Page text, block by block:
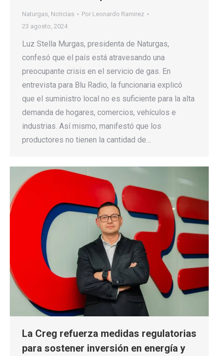
Naturgas, Noticias Por Leonardo Ramirez
23 agosto, 2024
Luz Stella Murgas, presidenta de Naturgas,
confesó que el país está atravesando una
preocupante crisis en el servicio de gas. En
entrevista para Blu Radio, la funcionaria explicó
que el suministro local no es suficiente para la alta
demanda de hogares, comercios, vehículos e
industrias. Así mismo, manifestó que los
productores no tienen la cantidad de…
La Creg refuerza medidas regulatorias
para sostener inversión en energía y